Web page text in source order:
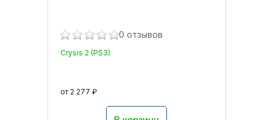
0 отзывов
Crysis 2 (PS3)
от 2 277 ₽